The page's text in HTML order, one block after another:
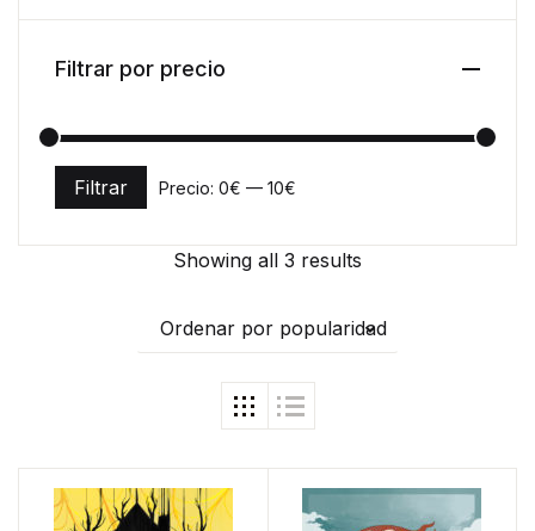
Showing all 3 results
Ordenar por popularidad
Filtrar por precio
Precio mínimo
Precio máximo
Filtrar Precio: 0€ — 10€